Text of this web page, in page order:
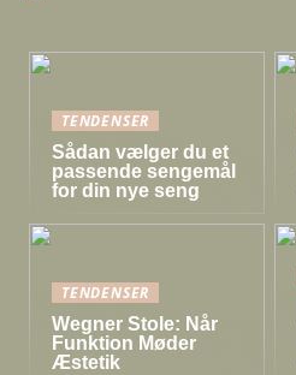
TENDENSER
Sådan vælger du et
passende sengemål
for din nye seng
TENDENSER
Wegner Stole: Når
Funktion Møder
Æstetik